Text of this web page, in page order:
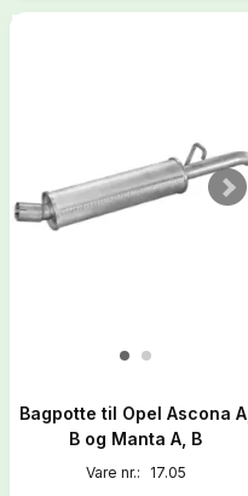
Bagpotte til Opel Ascona A,
B og Manta A, B
Vare nr.: 17.05